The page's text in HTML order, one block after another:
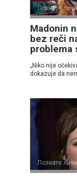
Познате
Madonin
bez reči
problema
„Niko nije
dokazuje da
Познате